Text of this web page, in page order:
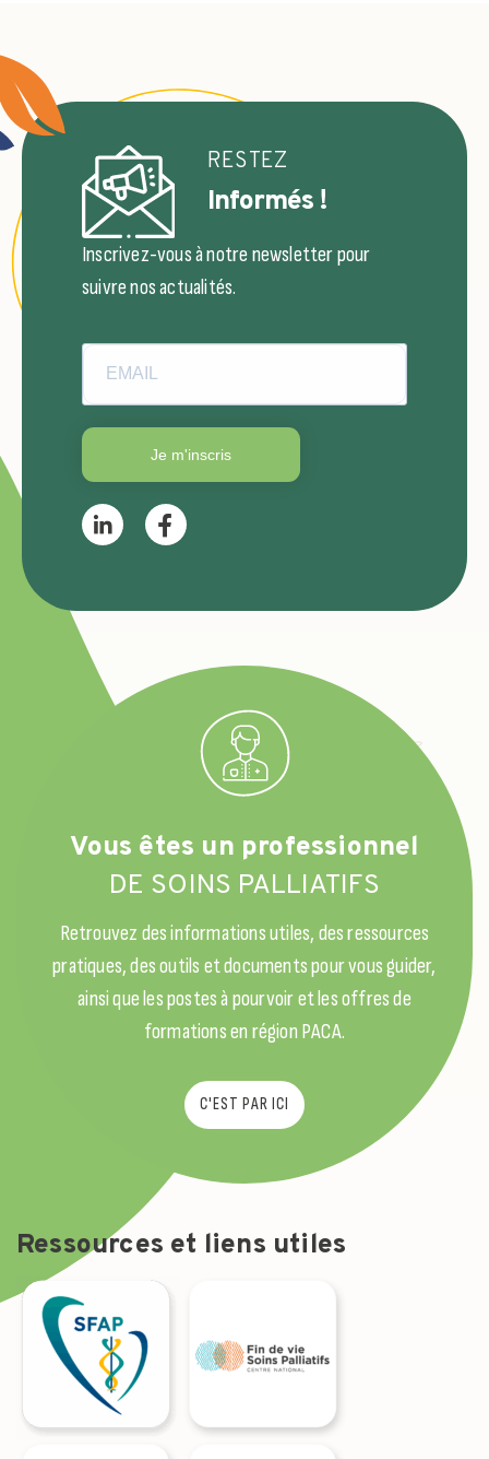
RESTEZ
Informés !
Inscrivez-vous à notre newsletter pour
suivre nos actualités.
Je m'inscris
Vous êtes un professionnel
DE SOINS PALLIATIFS
Retrouvez des informations utiles, des ressources
pratiques, des outils et documents pour vous guider,
ainsi que les postes à pourvoir et les offres de
formations en région PACA.
C'EST PAR ICI
Ressources et liens utiles